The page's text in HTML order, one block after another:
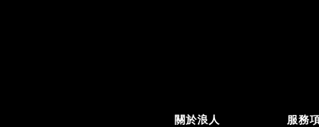
關於浪人 服務